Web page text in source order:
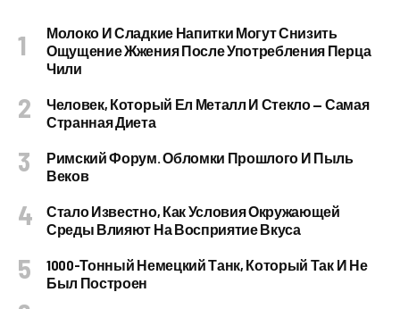
Молоко И Сладкие Напитки Могут Снизить
Ощущение Жжения После Употребления Перца
Чили
Человек, Который Ел Металл И Стекло — Самая
Странная Диета
Римский Форум. Обломки Прошлого И Пыль
Веков
Стало Известно, Как Условия Окружающей
Среды Влияют На Восприятие Вкуса
1000-Тонный Немецкий Танк, Который Так И Не
Был Построен